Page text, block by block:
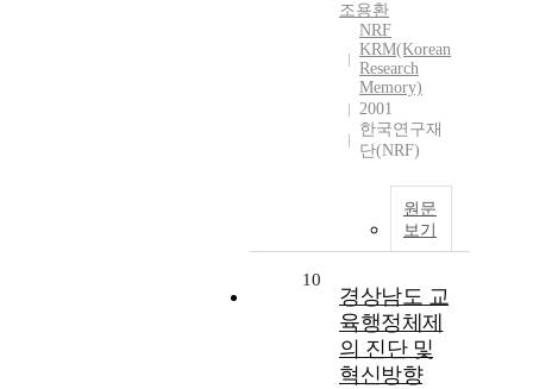
조용환
NRF
KRM(Korean
Research
Memory)
2001
한국연구재
단(NRF)
원문
보기
10
경상남도 교
육행정체제
의 진단 및
혁신방향